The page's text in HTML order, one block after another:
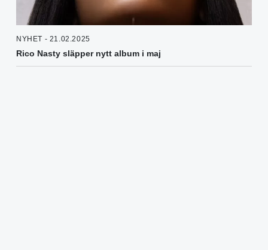
NYHET - 21.02.2025
Rico Nasty släpper nytt album i maj